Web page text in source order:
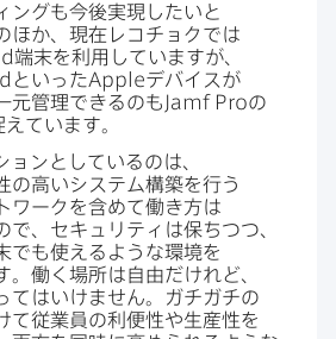
ングも​今後​実現したいと​
ほか、​現在レコチョクでは​
端末を​利用していますが、​
と​いったAppleデバイスが​
元管理できるのも Jamf Proの​
ています。
ョンと​しているのは、​
の​高い​システム構築を​行う​
ワークを​含めて​働き方は​
で、​セキュリティは​保ちつつ、​
でも​使えるような​環境を​
。​働く​場所は​自由だけれど、​
てはいけません。​ガチガチの​
て​従業員の​利便性や​生産性を​